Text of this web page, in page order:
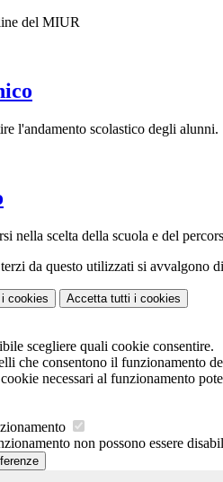
del MIUR
l'andamento scolastico degli alunni.
nella scelta della scuola e del
da questo utilizzati si avvalgono
i cookies Accetta tutti i cookies
scegliere quali cookie consentire.
che consentono il funzionamento
necessari al funzionamento
non possono essere